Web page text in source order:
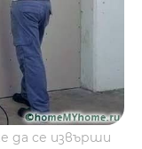
да се извърши